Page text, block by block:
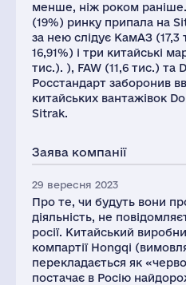
менше, ніж роком
(19%) ринку припала на
за нею слідує КамАЗ (17,3
16,91%) і три китайські
тис.). ), FAW (11,6 тис.) та
Росстандарт заборонив
китайських вантажівок
Sitrak.
Заява компанії
29 вересня 2023
Про те, чи будуть вони
діяльність, не
росії. Китайський
компартії Hongqi
перекладається як
постачає в Росію